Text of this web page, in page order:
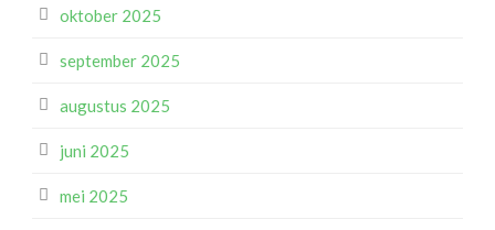
oktober 2025
september 2025
augustus 2025
juni 2025
mei 2025